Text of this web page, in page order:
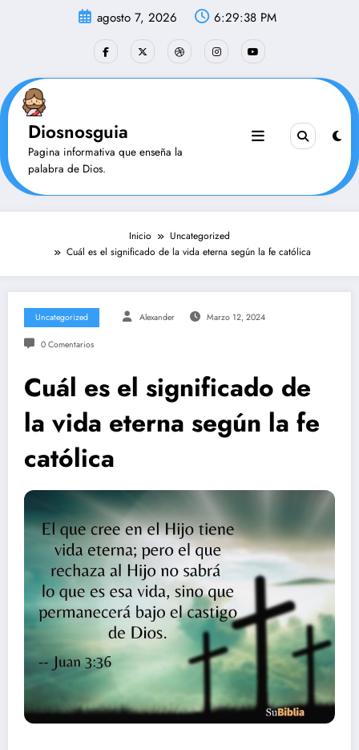
agosto 7, 2026 6:29:39 PM
Diosnosguia
Pagina informativa que enseña la
palabra de Dios.
Inicio
Uncategorized
Cuál es el significado de la vida eterna según la fe católica
Uncategorized Alexander Marzo 12, 2024
0 Comentarios
Cuál es el significado de
la vida eterna según la fe
católica